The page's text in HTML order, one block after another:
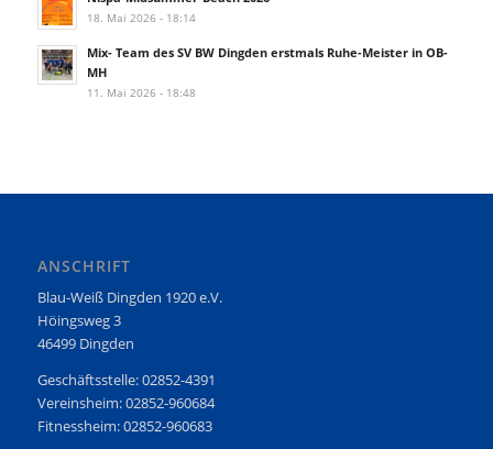
18. Mai 2026 - 18:14
Mix- Team des SV BW Dingden erstmals Ruhe-Meister in OB-
MH
11. Mai 2026 - 18:48
ANSCHRIFT
Blau-Weiß Dingden 1920 e.V.
Höingsweg 3
46499 Dingden
Geschäftsstelle: 02852-4391
Vereinsheim: 02852-960684
Fitnessheim: 02852-960683